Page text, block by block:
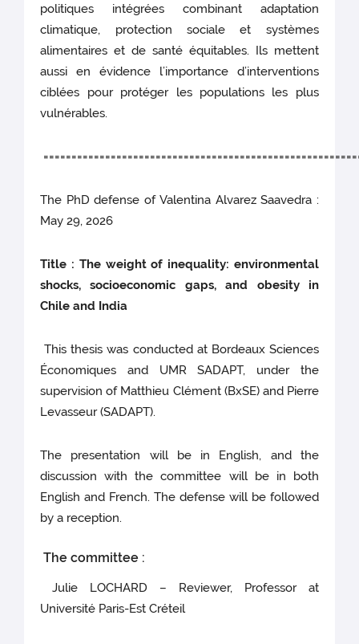
politiques intégrées combinant adaptation
climatique, protection sociale et systèmes
alimentaires et de santé équitables. Ils mettent
aussi en évidence l’importance d’interventions
ciblées pour protéger les populations les plus
vulnérables.
The PhD defense of Valentina Alvarez Saavedra :
May 29, 2026
Title : The weight of inequality: environmental
shocks, socioeconomic gaps, and obesity in
Chile and India
This thesis was conducted at Bordeaux Sciences
Économiques and UMR SADAPT, under the
supervision of Matthieu Clément (BxSE) and Pierre
Levasseur (SADAPT).
The presentation will be in English, and the
discussion with the committee will be in both
English and French. The defense will be followed
by a reception.
The committee :
Julie LOCHARD – Reviewer, Professor at
Université Paris-Est Créteil